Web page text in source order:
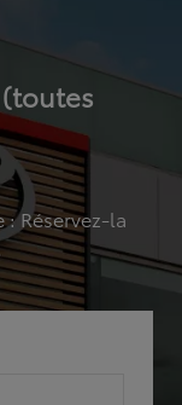
: Réservez-la